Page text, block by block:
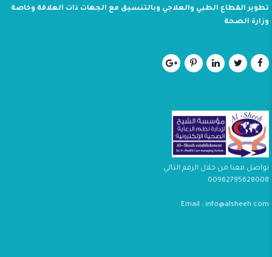
تطوير القطاع الطبي والعلاجي وبالتنسيق مع الجهات ذات العلاقة وخاصة
وزارة الصحة
تواصل معنا من خلال الرقم التالي
00962795628008
Email : info@alsheeh.com